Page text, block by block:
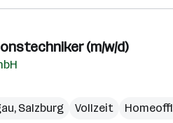
(m/w/d)
, Salzburg Vollzeit